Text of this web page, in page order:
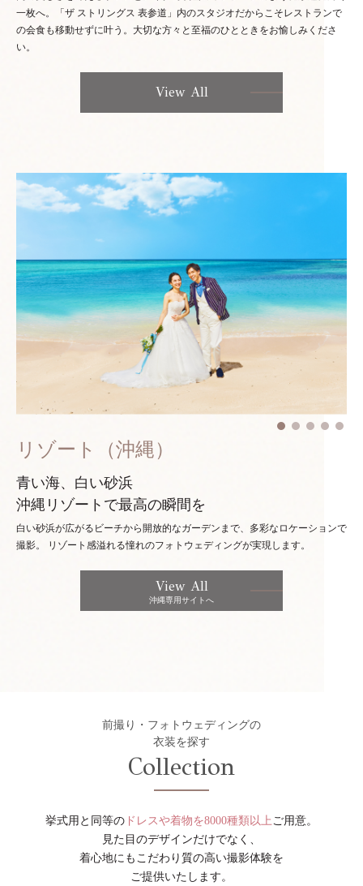
一枚へ。「ザ ストリングス 表参道」内のスタジオだからこそレストランで
の会食も移動せずに叶う。大切な方々と至福のひとときをお愉しみくださ
い。
View All
リゾート（沖縄）
青い海、白い砂浜
沖縄リゾートで最高の瞬間を
白い砂浜が広がるビーチから開放的なガーデンまで、多彩なロケーションで
撮影。
リゾート感溢れる憧れのフォトウェディングが実現します。
View All
沖縄専用サイトへ
前撮り・フォトウェディングの
衣装を探す
Collection
挙式用と同等の ドレスや着物を8000種類以上 ご用意。
見た目のデザインだけでなく、
着心地にもこだわり質の高い撮影体験を
ご提供いたします。